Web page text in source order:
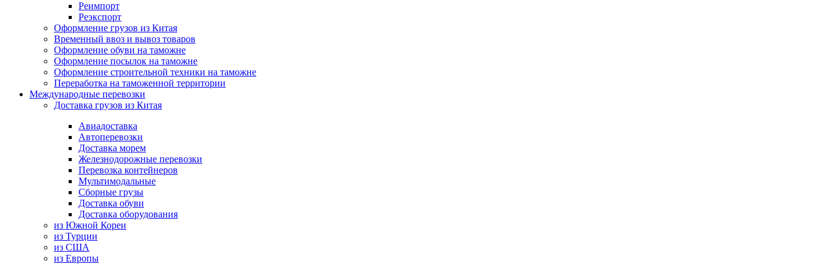
Реимпорт
Реэкспорт
Оформление грузов из Китая
Временный ввоз и вывоз товаров
Оформление обуви на таможне
Оформление посылок на таможне
Оформление строительной техники на таможне
Переработка на таможенной территории
Международные перевозки
Доставка грузов из Китая
Авиадоставка
Автоперевозки
Доставка морем
Железнодорожные перевозки
Перевозка контейнеров
Мультимодальные
Сборные грузы
Доставка обуви
Доставка оборудования
из Южной Кореи
из Турции
из США
из Европы